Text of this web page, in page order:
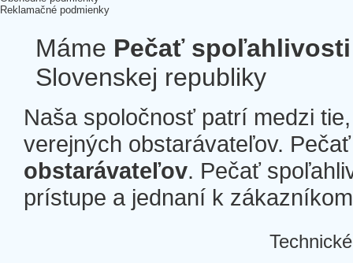
Reklamačné podmienky
Máme Pečať spoľahlivosti
Slovenskej republiky
Naša spoločnosť patrí medzi
verejných obstarávateľov.
obstarávateľov. Pečať
prístupe a jednaní k